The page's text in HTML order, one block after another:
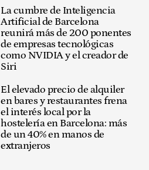
La cumbre de Inteligencia
Artificial de Barcelona
reunirá más de 200 ponentes
de empresas tecnológicas
como NVIDIA y el creador de
Siri
El elevado precio de alquiler
en bares y restaurantes frena
el interés local por la
hostelería en Barcelona: más
de un 40% en manos de
extranjeros